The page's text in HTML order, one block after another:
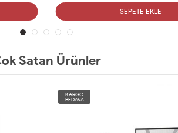
SEPETE EKLE
Satan Ürünler
KARGO
BEDAVA